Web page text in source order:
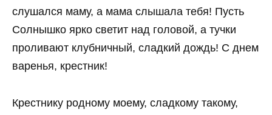
слушался маму, а мама слышала тебя! Пусть
Солнышко ярко светит над головой, а тучки
проливают клубничный, сладкий дождь! С днем
варенья, крестник!
Крестнику родному моему, сладкому такому,